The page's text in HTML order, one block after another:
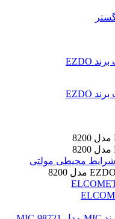
شرایط محیطی مولتی